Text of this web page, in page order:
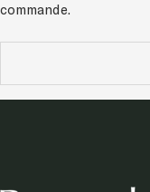
commande.